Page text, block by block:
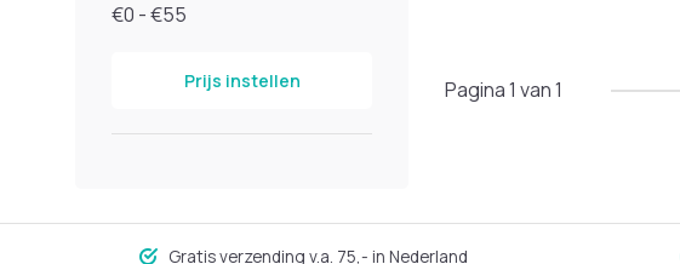
€0 - €55
Prijs instellen Pagina 1 van 1
Gratis verzending v.a. 75,- in Nederland